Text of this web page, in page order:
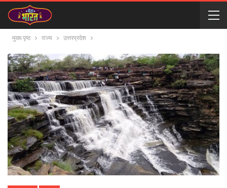
मुख्य पृष्ठ राज्य उत्तरप्रदेश